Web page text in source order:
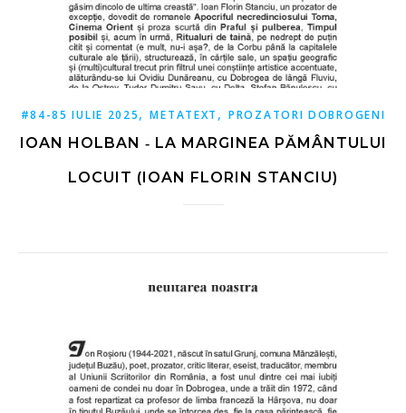
#84-85 IULIE 2025,METATEXT ,PROZATORI DOBROGENI
IOAN HOLBAN ‑ LA MARGINEA PĂMÂNTULUI
LOCUIT (IOAN FLORIN STANCIU)